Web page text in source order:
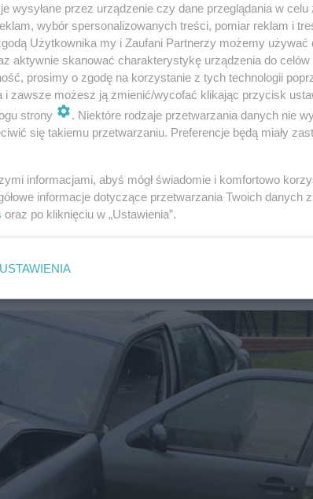
zastosował wobec podejrzanego
życiu i zdrowiu osób znajdujących się w
cios nożem w szyję
wysyłane przez urządzenie czy dane przeglądania w celu
wybór spersonalizowanych treści, pomiar reklam i
Użytkownika my i Zaufani Partnerzy możemy używać
aktywnie skanować charakterystykę urządzenia do celów
prosimy o zgodę na korzystanie z tych technologii
i zawsze możesz ją zmienić/wycofać klikając przycisk
strony
. Niektóre rodzaje przetwarzania danych nie
się takiemu przetwarzaniu. Preferencje będą miały
informacjami, abyś mógł świadomie i komfortowo
informacje dotyczące przetwarzania Twoich danych
oraz po kliknięciu w „Ustawienia”.
USTAWIENIA